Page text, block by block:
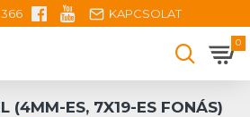
KAPCSOLAT
0
(4MM-ES, 7X19-ES FONÁS)